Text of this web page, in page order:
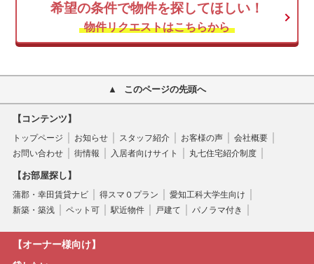
希望の条件で物件を探してほしい！
物件リクエストはこちらから
このページの先頭へ
【コンテンツ】
トップページ お知らせ スタッフ紹介 お客様の声
会社概要
お問い合わせ
街情報 入居者向けサイト 丸七住宅紹介制度
【お部屋探し】
蒲郡・幸田賃貸ナビ 得スマ０プラン
愛知工科大学生向け
新築・築浅
ペット可 駅近物件 戸建て パノラマ付き
【オーナー様向け】